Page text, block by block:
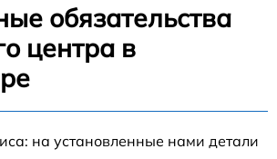
обязательства
центра в
на установленные нами детали